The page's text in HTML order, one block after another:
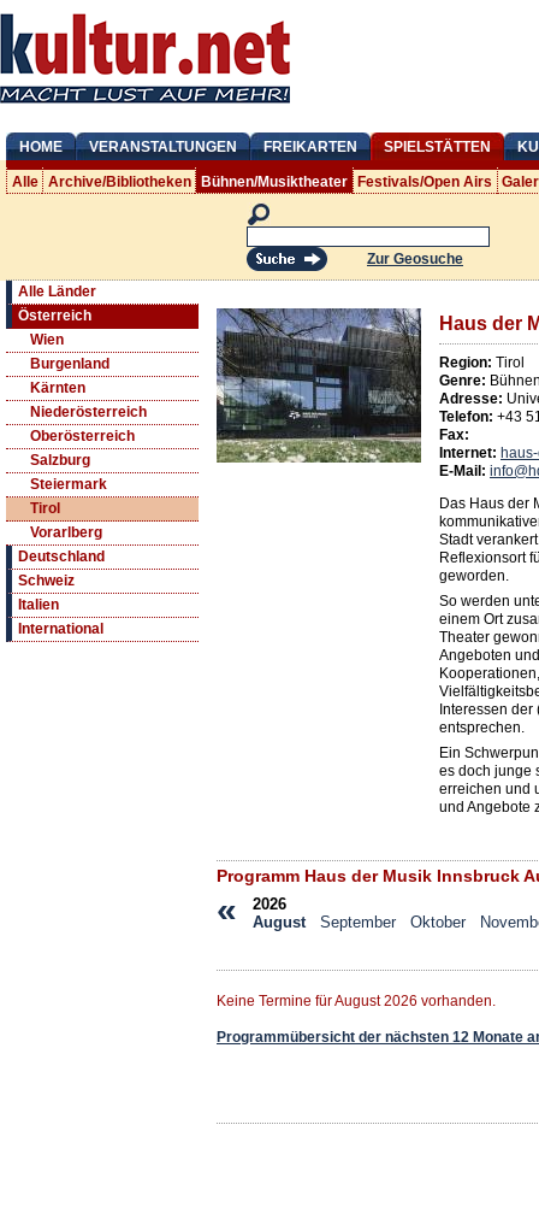
HOME VERANSTALTUNGEN FREIKARTEN SPIELSTÄTTEN
Alle Archive/Bibliotheken Bühnen/Musiktheater Festivals/Open Airs
Zur Geosuche
Alle Länder
Österreich
Wien
Burgenland
Kärnten
Niederösterreich
Oberösterreich
Salzburg
Steiermark
Tirol
Vorarlberg
Deutschland
Schweiz
Italien
International
Haus der
Region: Tirol
Genre:
Adresse:
Telefon: +43
Fax:
Internet:
E-Mail:
Das Haus der
Stadt
Reflexionsort
geworden.
So werden
einem Ort
Theater
Angeboten
Interessen
entsprechen.
Ein
es doch junge
erreichen und
und Angebote
Programm Haus der Musik Innsbruck
«
2026
August
September Oktober
Keine Termine für August 2026 vorhanden.
Programmübersicht der nächsten 12 Monate